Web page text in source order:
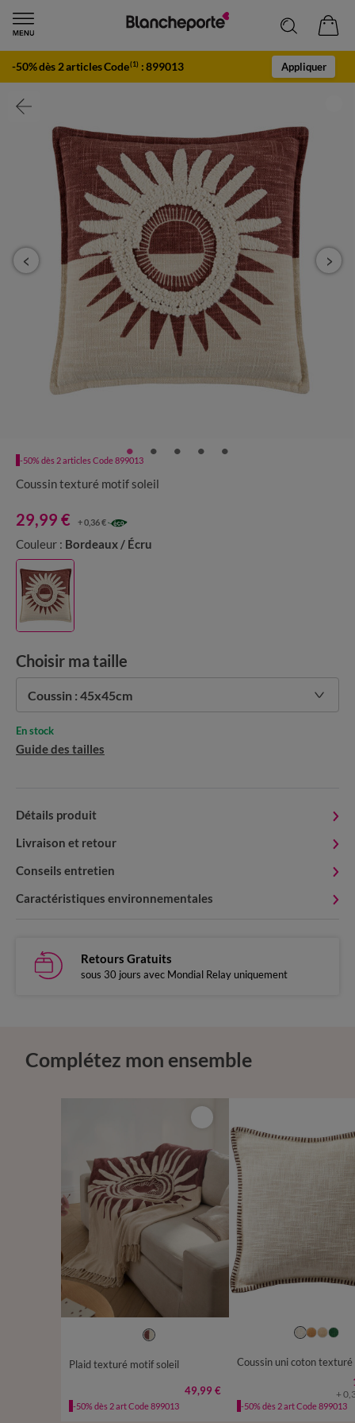
-50% dès 2 articles Code(1) :899013 Appliquer
-50% dès 2 articles Code 899013
Coussin texturé motif soleil
29,99 € + 0,36 €
Couleur : Bordeaux / Écru
Choisir ma taille
Coussin : 45x45cm
Guide des tailles
En stock
Détails produit
Livraison et retour
Conseils entretien
Caractéristiques environnementales
Retours Gratuits
sous 30 jours avec Mondial Relay uniquement
Complétez mon ensemble
Plaid texturé motif soleil
49,99 €
-50% dès 2 art Code 899013
Coussin uni coton texturé
+
-50% dès 2 art Code 899013